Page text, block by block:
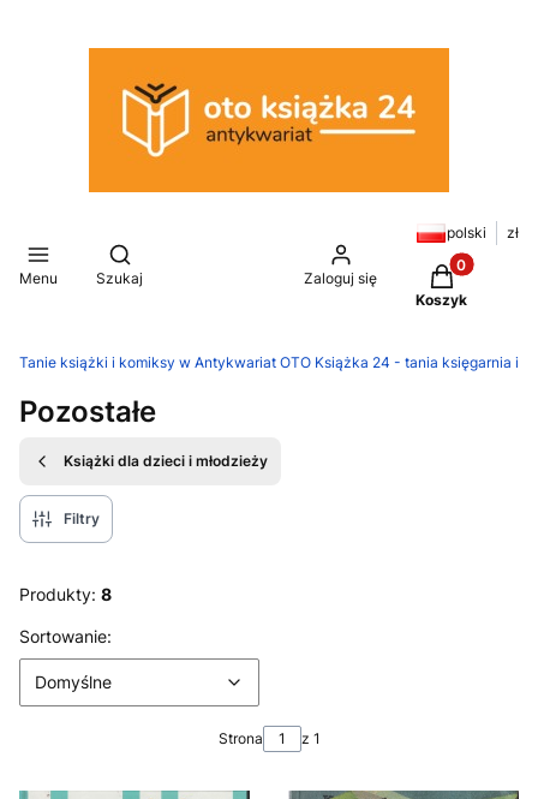
Menu
Otwórz wyszukiwarkę
Szukaj Zaloguj się
polski zł
Produkty w
Koszyk
Tanie książki i komiksy w Antykwariat OTO Książka 24 - tania księgarnia
Pozostałe
Książki dla dzieci i młodzieży
Filtry
Produkty: 8
Lista produktów
Sortowanie:
Domyślne
Strona z 1